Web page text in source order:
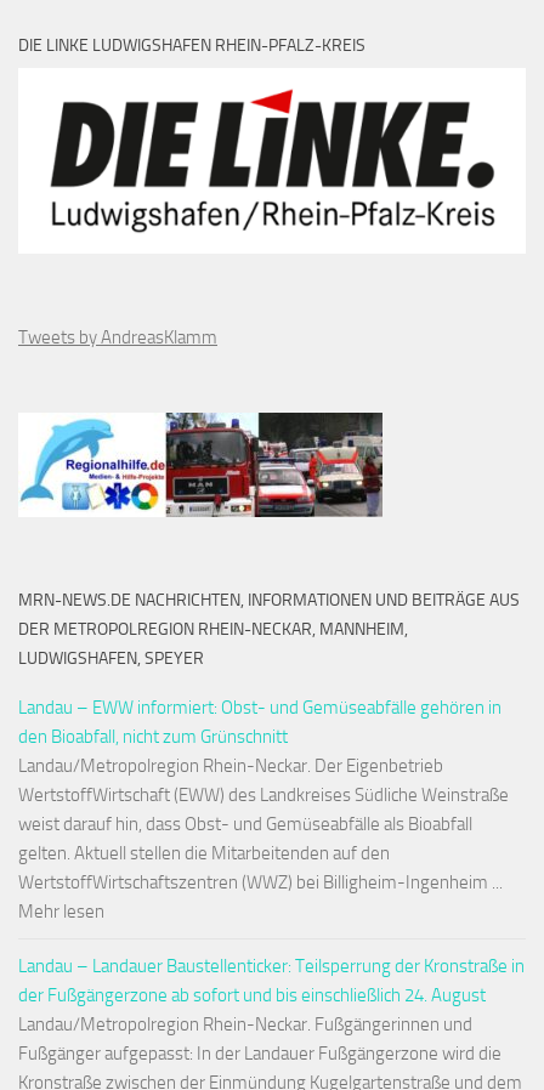
DIE LINKE LUDWIGSHAFEN RHEIN-PFALZ-KREIS
Tweets by AndreasKlamm
MRN-NEWS.DE NACHRICHTEN, INFORMATIONEN UND BEITRÄGE AUS
DER METROPOLREGION RHEIN-NECKAR, MANNHEIM,
LUDWIGSHAFEN, SPEYER
Landau – EWW informiert: Obst- und Gemüseabfälle gehören in
den Bioabfall, nicht zum Grünschnitt
Landau/Metropolregion Rhein-Neckar. Der Eigenbetrieb
WertstoffWirtschaft (EWW) des Landkreises Südliche Weinstraße
weist darauf hin, dass Obst- und Gemüseabfälle als Bioabfall
gelten. Aktuell stellen die Mitarbeitenden auf den
WertstoffWirtschaftszentren (WWZ) bei Billigheim-Ingenheim ...
Mehr lesen
Landau – Landauer Baustellenticker: Teilsperrung der Kronstraße in
der Fußgängerzone ab sofort und bis einschließlich 24. August
Landau/Metropolregion Rhein-Neckar. Fußgängerinnen und
Fußgänger aufgepasst: In der Landauer Fußgängerzone wird die
Kronstraße zwischen der Einmündung Kugelgartenstraße und dem